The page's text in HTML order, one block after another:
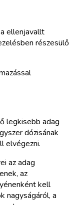
ellenjavallt
részesülő
legkisebb adag
dózisának
elvégezni.
az adag
az
kell
nagyságáról, a